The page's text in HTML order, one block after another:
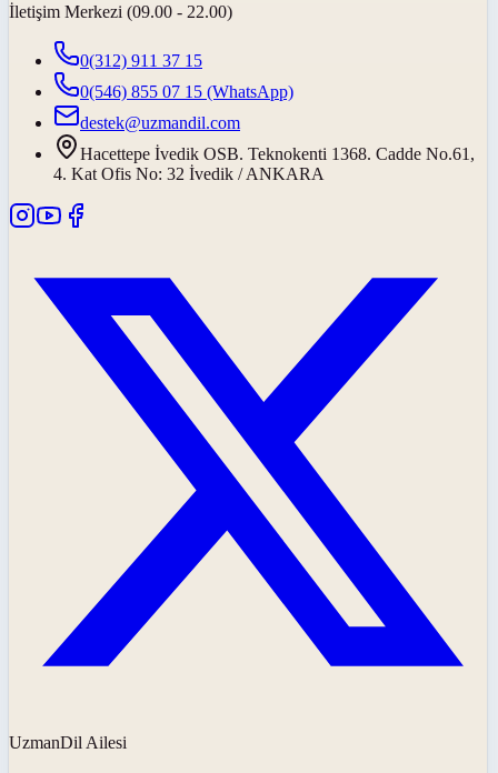
İletişim Merkezi (09.00 - 22.00)
0(312) 911 37 15
0(546) 855 07 15 (WhatsApp)
destek@uzmandil.com
Hacettepe İvedik OSB. Teknokenti 1368. Cadde No.61,
4. Kat Ofis No: 32 İvedik / ANKARA
UzmanDil Ailesi